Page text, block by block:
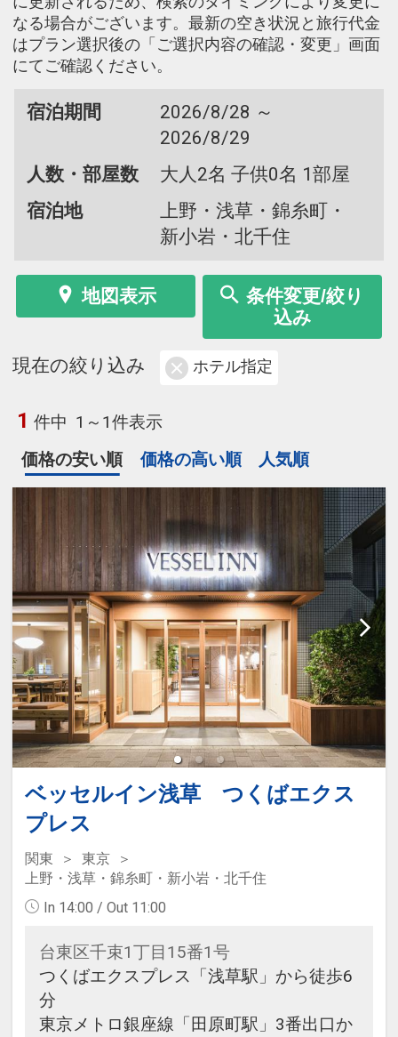
なる場合がございます。最新の空き状況と旅行代金
はプラン選択後の「ご選択内容の確認・変更」画面
にてご確認ください。
宿泊期間
2026/8/28 ～
2026/8/29
人数・部屋数
大人2名 子供0名 1部屋
宿泊地
上野・浅草・錦糸町・
新小岩・北千住
地図表示
条件変更/絞り
込み
現在の絞り込み ホテル指定
1 件中 1～1件表示
価格の安い順
価格の高い順 人気順
ベッセルイン浅草 つくばエクス
プレス
関東
東京
上野・浅草・錦糸町・新小岩・北千住
In 14:00 / Out 11:00
台東区千束1丁目15番1号
つくばエクスプレス「浅草駅」から徒歩6
分
東京メトロ銀座線「田原町駅」3番出口か